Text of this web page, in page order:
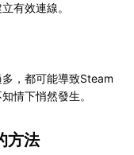
有效連線。
，都可能導致Steam
情下悄然發生。
方法